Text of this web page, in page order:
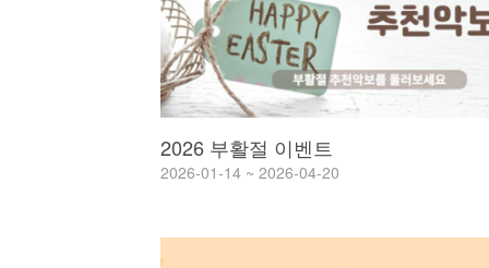
2026 부활절 이벤트
2026-01-14 ~ 2026-04-20